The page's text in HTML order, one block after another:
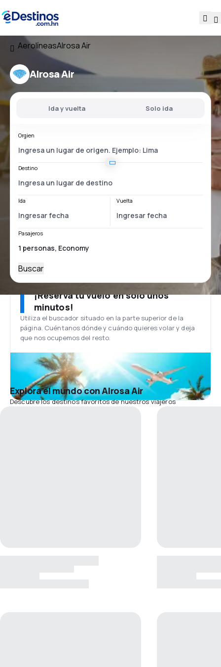
AerolíneasAlrosa Air
Alrosa Air
Ida y vuelta Solo ida
Orgien
Destino
Ida Vuelta
Pasajeros
Buscar
¡Reserva tu vuelo en solo unos
minutos!
Utiliza el buscador situado en la parte superior de la
página. Cuéntanos dónde y cuándo quieres volar y deja
que nos ocupemos del resto.
Explora el mundo con Alrosa Air
Descubre los destinos favoritos de nuestros viajeros